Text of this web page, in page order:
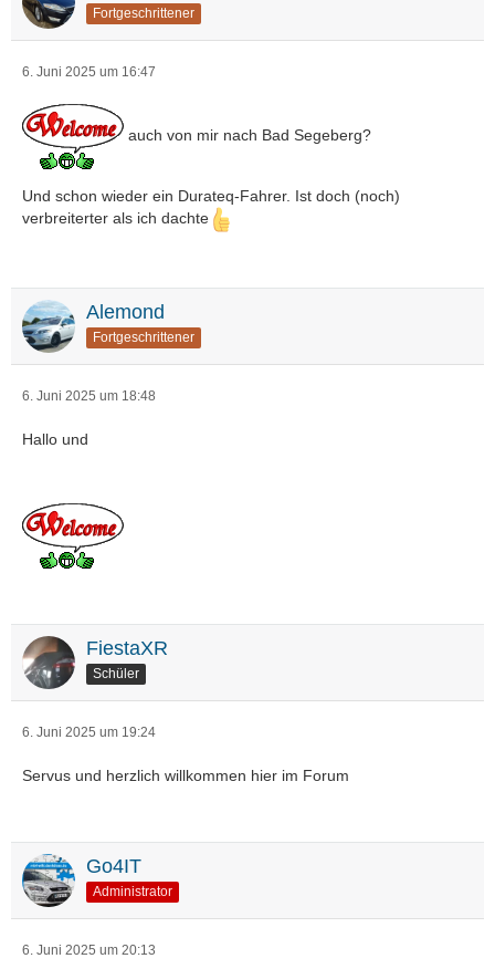
Fortgeschrittener
6. Juni 2025 um 16:47
auch von mir nach Bad Segeberg?
Und schon wieder ein Durateq-Fahrer. Ist doch (noch)
verbreiterter als ich dachte
Alemond
Fortgeschrittener
6. Juni 2025 um 18:48
Hallo und
FiestaXR
Schüler
6. Juni 2025 um 19:24
Servus und herzlich willkommen hier im Forum
Go4IT
Administrator
6. Juni 2025 um 20:13